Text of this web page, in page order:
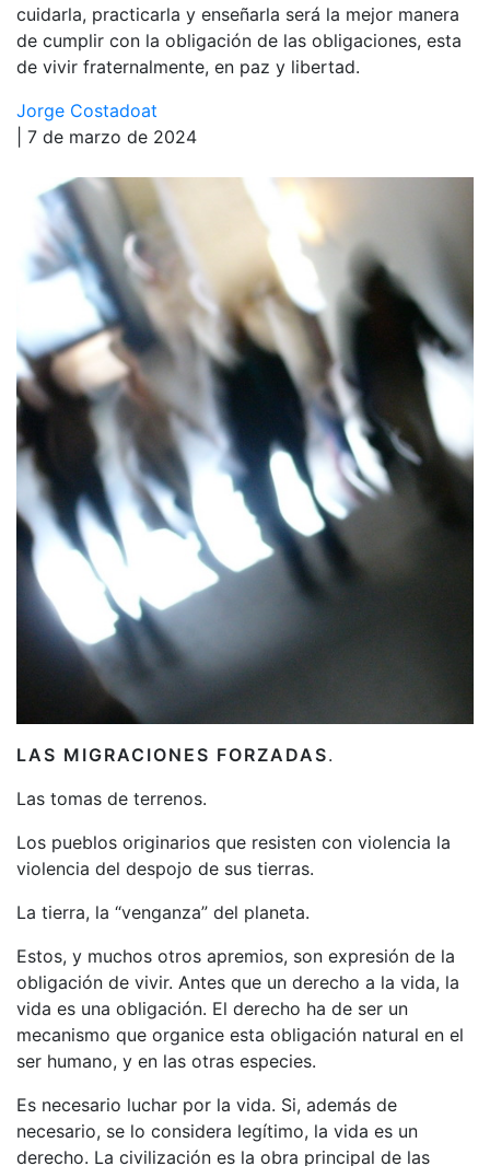
cuidarla, practicarla y enseñarla será la mejor manera
de cumplir con la obligación de las obligaciones, esta
de vivir fraternalmente, en paz y libertad.
Jorge Costadoat
| 7 de marzo de 2024
LAS MIGRACIONES FORZADAS.
Las tomas de terrenos.
Los pueblos originarios que resisten con violencia la
violencia del despojo de sus tierras.
La tierra, la “venganza” del planeta.
Estos, y muchos otros apremios, son expresión de la
obligación de vivir. Antes que un derecho a la vida, la
vida es una obligación. El derecho ha de ser un
mecanismo que organice esta obligación natural en el
ser humano, y en las otras especies.
Es necesario luchar por la vida. Si, además de
necesario, se lo considera legítimo, la vida es un
derecho. La civilización es la obra principal de las